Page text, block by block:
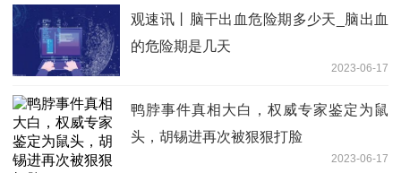
观速讯丨脑干出血危险期多少天_脑出血
的危险期是几天
2023-06-17
鸭脖事件真相大白，权威专家鉴定为鼠
头，胡锡进再次被狠狠打脸
2023-06-17